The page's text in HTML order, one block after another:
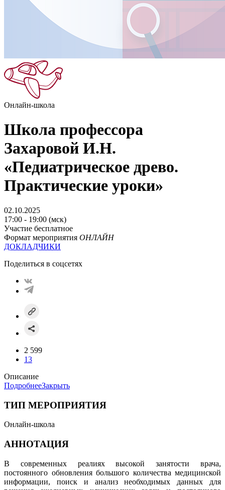
Онлайн-школа
Школа профессора
Захаровой И.Н.
«Педиатрическое древо.
Практические уроки»
02.10.2025
17:00 - 19:00 (мск)
Участие бесплатное
Формат мероприятия ОНЛАЙН
ДОКЛАДЧИКИ
Поделиться в соцсетях
2 599
13
Описание
ПодробнееЗакрыть
ТИП МЕРОПРИЯТИЯ
Онлайн-школа
АННОТАЦИЯ
В современных реалиях высокой занятости врача,
постоянного обновления большого количества медицинской
информации, поиск и анализ необходимых данных для